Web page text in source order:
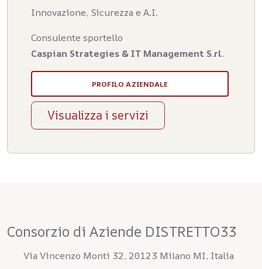
Innovazione, Sicurezza e A.I.
Consulente sportello
Caspian Strategies & IT Management S.rl.
PROFILO AZIENDALE
Visualizza i servizi
Consorzio di Aziende DISTRETTO33
Via Vincenzo Monti 32, 20123 Milano MI, Italia